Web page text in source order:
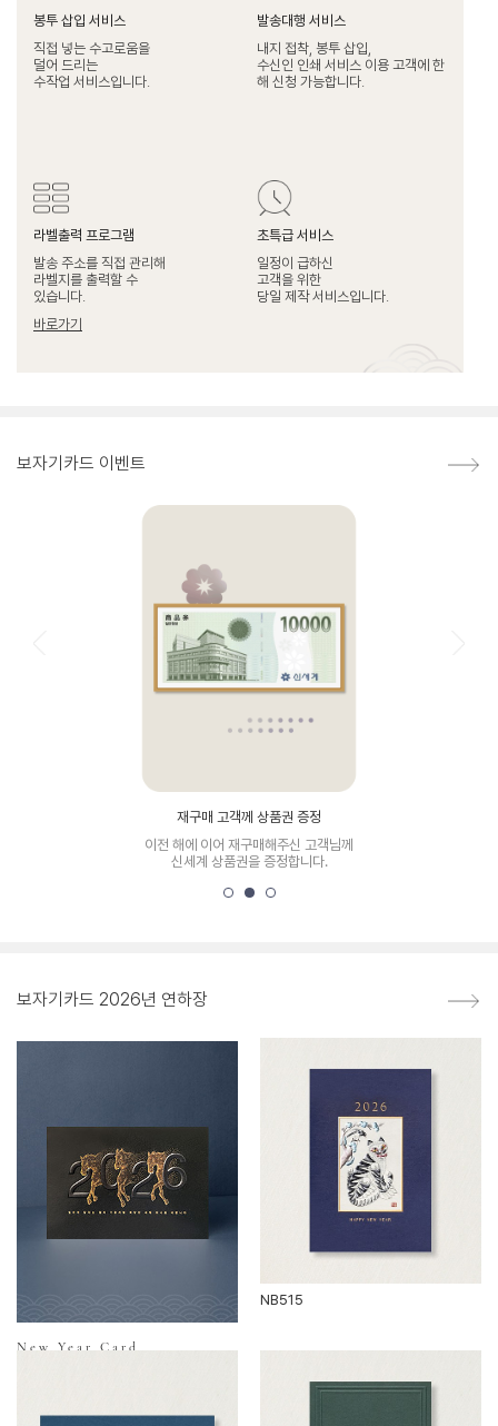
봉투 삽입 서비스
직접 넣는 수고로움을
덜어 드리는
수작업 서비스입니다.
발송대행 서비스
내지 접착, 봉투 삽입,
수신인 인쇄 서비스 이용 고객에 한
해 신청 가능합니다.
라벨출력 프로그램
발송 주소를 직접 관리해
라벨지를 출력할 수
있습니다.
바로가기
초특급 서비스
일정이 급하신
고객을 위한
당일 제작 서비스입니다.
보자기카드 이벤트
재구매 고객께 상품권 증정
이전 해에 이어 재구매해주신 고객님께
신세계 상품권을 증정합니다.
보자기카드 2026년 연하장
New Year Card
NB515